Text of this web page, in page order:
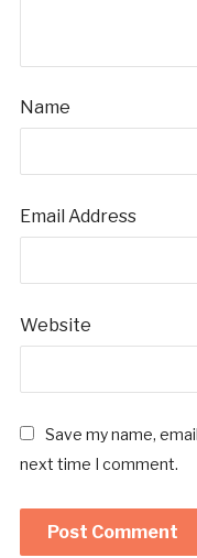
Name
Email Address
Website
Save my name,
next time I comment.